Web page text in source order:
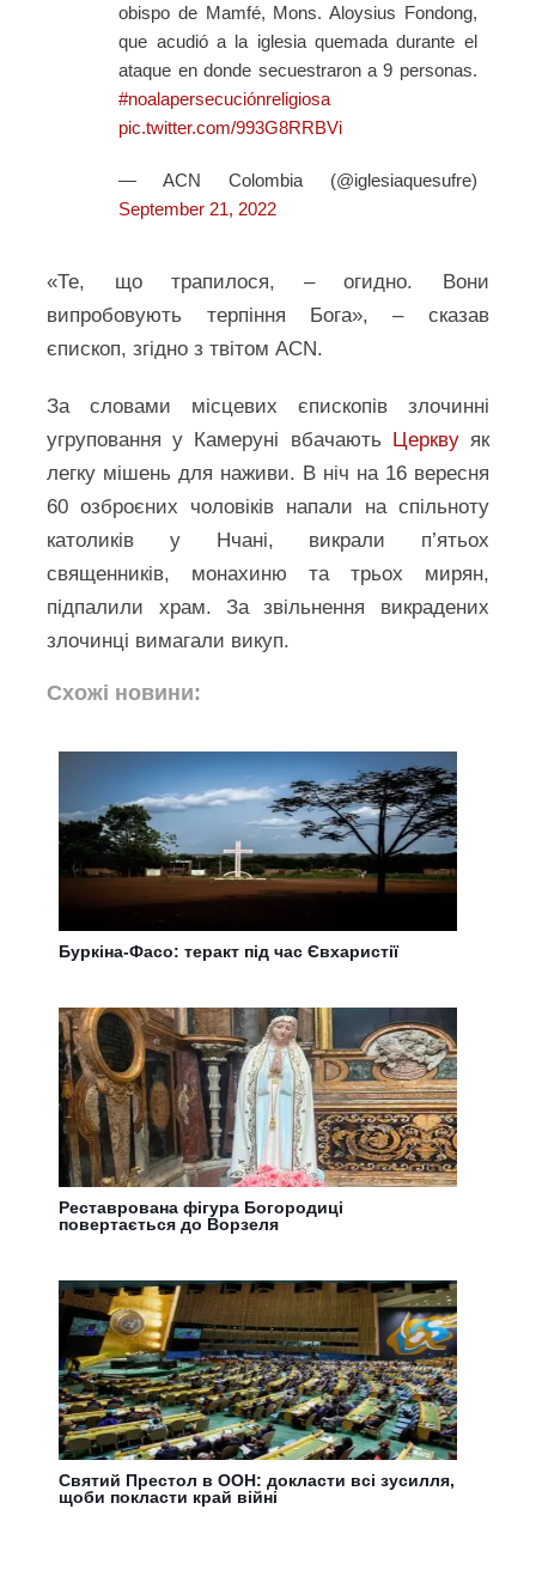
obispo de Mamfé, Mons. Aloysius Fondong,
que acudió a la iglesia quemada durante el
ataque en donde secuestraron a 9 personas.
#noalapersecuciónreligiosa
pic.twitter.com/993G8RRBVi
— ACN Colombia (@iglesiaquesufre)
September 21, 2022
«Те, що трапилося, – огидно. Вони
випробовують терпіння Бога», – сказав
єпископ, згідно з твітом ACN.
За словами місцевих єпископів злочинні
угруповання у Камеруні вбачають Церкву як
легку мішень для наживи. В ніч на 16 вересня
60 озброєних чоловіків напали на спільноту
католиків у Нчані, викрали п’ятьох
священників, монахиню та трьох мирян,
підпалили храм. За звільнення викрадених
злочинці вимагали викуп.
Схожі новини:
Буркіна-Фасо: теракт під час Євхаристії
Реставрована фігура Богородиці
повертається до Ворзеля
Святий Престол в ООН: докласти всі зусилля,
щоби покласти край війні